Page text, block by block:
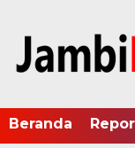
Beranda